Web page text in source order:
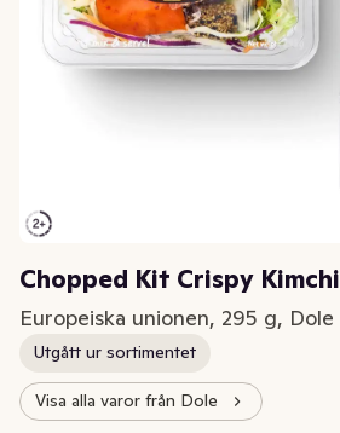
Chopped Kit Crispy Kimchi
Europeiska unionen, 295 g, Dole
Utgått ur sortimentet
Visa alla varor från Dole